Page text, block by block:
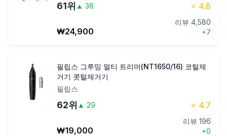
61위 ▲ 36 ⭐ 4.8
₩24,900
리뷰 4,580
+7
필립스 그루밍 멀티 트리머(NT1650/16) 코털제
거기 콧털제거기
필립스
62위 ▲ 29 ⭐ 4.7
₩19,000
리뷰 196
+0